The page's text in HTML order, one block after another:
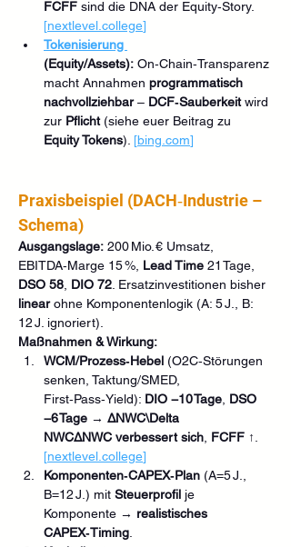
FCFF sind die DNA der Equity‑Story.
[nextlevel.college]
Tokenisierung
(Equity/Assets): On‑Chain‑Transparenz
macht Annahmen programmatisch
nachvollziehbar – DCF‑Sauberkeit wird
zur Pflicht (siehe euer Beitrag zu
Equity Tokens). [bing.com]
Praxisbeispiel (DACH‑Industrie –
Schema)
Ausgangslage: 200 Mio. € Umsatz,
EBITDA‑Marge 15 %, Lead Time 21 Tage,
DSO 58 DIO 72 . Ersatzinvestitionen bisher
linear ohne Komponentenlogik (A: 5 J., B:
12 J. ignoriert).
Maßnahmen & Wirkung:
WCM/Prozess‑Hebel (O2C‑Störungen
senken, Taktung/SMED,
First‑Pass‑Yield): DIO −10 Tage DSO
−6 Tage → ΔNWC\Delta
NWCΔNWC verbessert sich FCFF ↑
[nextlevel.college]
Komponenten‑CAPEX‑Plan (A=5 J.,
B=12 J.) mit Steuerprofil je
Komponente → realistisches
CAPEX‑Timing